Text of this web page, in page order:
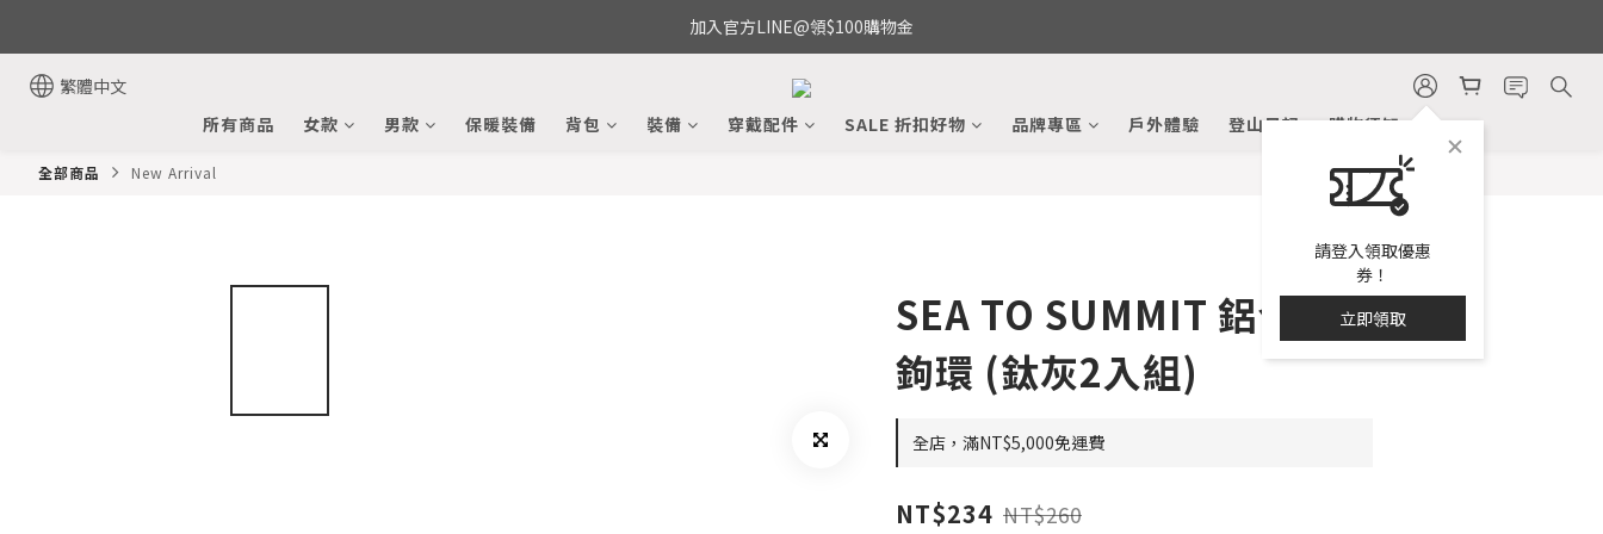
加入官方LINE@領$100購物金
繁體中文
請登入領取優惠
券！
立即領取
所有商品 女款 男款 保暖裝備 背包 裝備 穿戴配件 SALE 折扣好物 品牌專區 戶外體驗 登山日記 購物須知
全部商品 New Arrival
SEA TO SUMMIT 鋁合金
鉤環 (鈦灰2入組)
全店，滿NT$5,000免運費
NT$234 NT$260
立即購買